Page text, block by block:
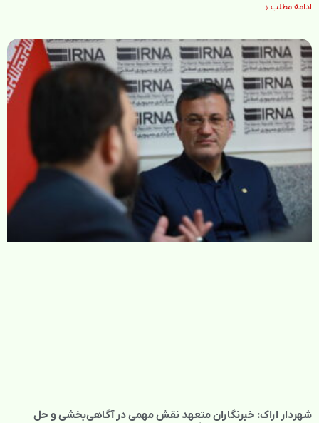
ادامه مطلب »
شهردار اراک: خبرنگاران متعهد نقش مهمی در آگاهی‌بخشی و حل